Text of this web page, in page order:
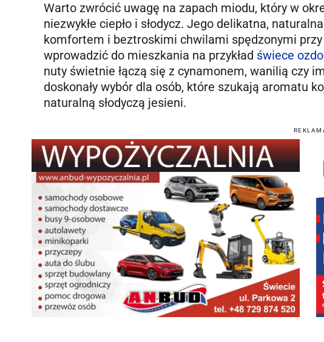
Warto zwrócić uwagę na zapach miodu, który w
niezwykłe ciepło i słodycz. Jego delikatna,
komfortem i beztroskimi chwilami spędzonymi
wprowadzić do mieszkania na przykład świece
nuty świetnie łączą się z cynamonem, wanilią czy
doskonały wybór dla osób, które szukają aromatu
naturalną słodyczą jesieni.